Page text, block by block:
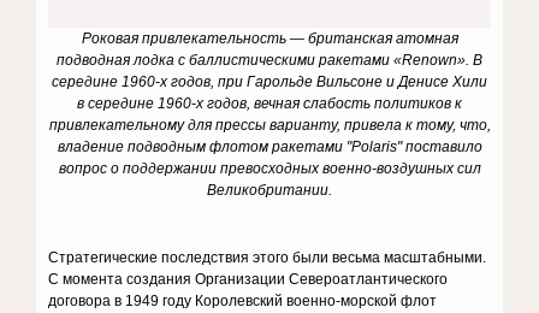
Роковая привлекательность — британская атомная
подводная лодка с баллистическими ракетами «Renown». В
середине 1960-х годов, при Гарольде Вильсоне и Денисе Хили
в середине 1960-х годов, вечная слабость политиков к
привлекательному для прессы варианту, привела к тому, что,
владение подводным флотом ракетами "Polaris" поставило
вопрос о поддержании превосходных военно-воздушных сил
Великобритании.
Стратегические последствия этого были весьма масштабными.
С момента создания Организации Североатлантического
договора в 1949 году Королевский военно-морской флот